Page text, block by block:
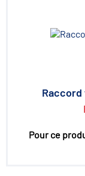
Raccord
Pour ce